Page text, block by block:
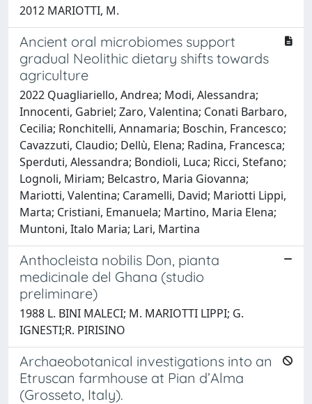
2012 MARIOTTI, M.
Ancient oral microbiomes support
gradual Neolithic dietary shifts towards
agriculture
2022 Quagliariello, Andrea; Modi, Alessandra;
Innocenti, Gabriel; Zaro, Valentina; Conati Barbaro,
Cecilia; Ronchitelli, Annamaria; Boschin, Francesco;
Cavazzuti, Claudio; Dellù, Elena; Radina, Francesca;
Sperduti, Alessandra; Bondioli, Luca; Ricci, Stefano;
Lognoli, Miriam; Belcastro, Maria Giovanna;
Mariotti, Valentina; Caramelli, David; Mariotti Lippi,
Marta; Cristiani, Emanuela; Martino, Maria Elena;
Muntoni, Italo Maria; Lari, Martina
Anthocleista nobilis Don, pianta
medicinale del Ghana (studio
preliminare)
1988 L. BINI MALECI; M. MARIOTTI LIPPI; G.
IGNESTI;R. PIRISINO
Archaeobotanical investigations into an
Etruscan farmhouse at Pian d’Alma
(Grosseto, Italy).